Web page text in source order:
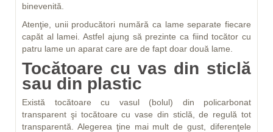
binevenită.
Atenţie, unii producători numără ca lame separate fiecare
capăt al lamei. Astfel ajung să prezinte ca fiind tocător cu
patru lame un aparat care are de fapt doar două lame.
Tocătoare cu vas din sticlă
sau din plastic
Există tocătoare cu vasul (bolul) din policarbonat
transparent şi tocătoare cu vase din sticlă, de regulă tot
transparentă. Alegerea ţine mai mult de gust, diferenţele